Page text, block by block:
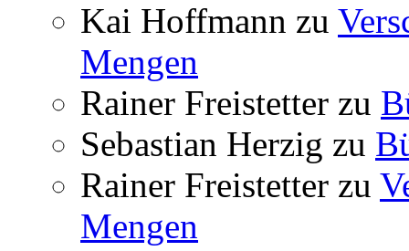
Kai Hoffmann zu
Mengen
Rainer Freistetter zu
Sebastian Herzig zu
Rainer Freistetter zu
Mengen